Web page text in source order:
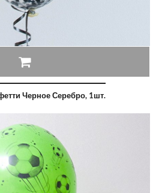
Черное Серебро, 1шт.